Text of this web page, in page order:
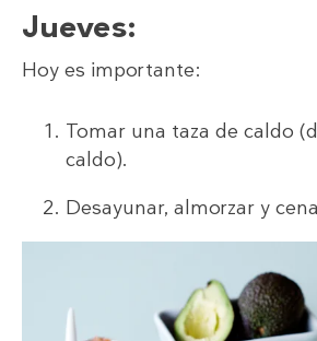
Jueves:
Hoy es importante:
Tomar una taza de caldo
caldo).
Desayunar, almorzar y